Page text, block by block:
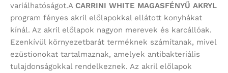
variálhatóságot.A CARRINI WHITE MAGASFÉNYŰ AKRYL
program fényes akril előlapokkal ellátott konyhákat
kínál. Az akril előlapok nagyon merevek és karcállóak.
Ezenkívül környezetbarát terméknek számítanak, mivel
ezüstionokat tartalmaznak, amelyek antibakteriális
tulajdonságokkal rendelkeznek. Az akril előlapok